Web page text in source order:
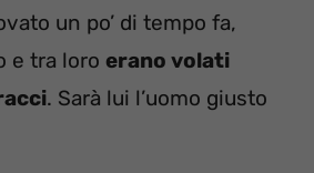
un po’ di tempo fa,
e tra loro erano volati
. Sarà lui l’uomo giusto